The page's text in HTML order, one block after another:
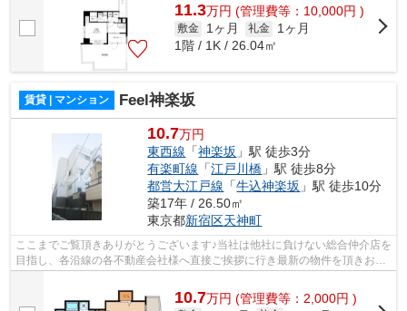
11.3万円 (管理費等：10,000円 )
敷金 1ヶ月 礼金
1ヶ月
1階 / 1K / 26.04㎡
賃貸 | マンション Feel神楽坂
10.7万円
東西線 「神楽坂 」駅 徒歩3分
有楽町線 「江戸川橋 」駅 徒歩8分
都営大江戸線 「牛込神楽坂 」駅 徒歩10分
築17年 / 26.50㎡
東京都新宿区天神町
ここまでご覧頂きありがとうございます♪当社は他社に負けない総合仲介店を
目指し、各沿線の各不動産会社様へ直接ご挨拶に行き最新の物件を頂きお客
10.7万円 (管理費等：2,000円 )